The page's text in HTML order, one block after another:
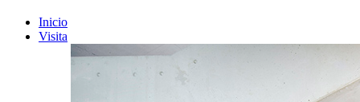
Inicio
Visita